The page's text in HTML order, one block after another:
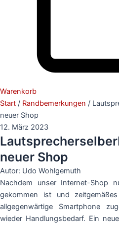
Warenkorb
Start / Randbemerkungen /
neuer Shop
12. März 2023
neuer Shop
Autor: Udo Wohlgemuth
Nachdem unser Internet-Shop
gekommen ist und
allgegenwärtige Smartphone
wieder Handlungsbedarf. Ein